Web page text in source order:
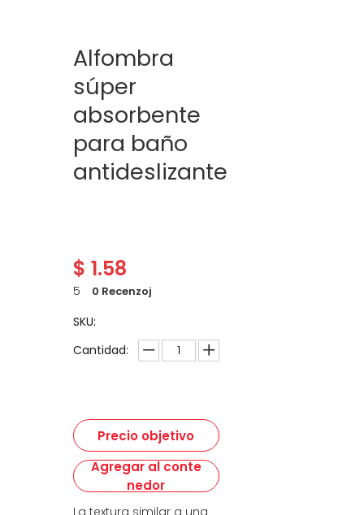
Alfombra
súper
absorbente
para baño
antideslizante
$ 1.58
5 0 Recenzoj
SKU:
Cantidad:
Precio objetivo
Agregar al conte
nedor
La textura similar a una